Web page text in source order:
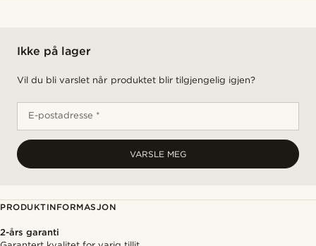
Ikke på lager
Vil du bli varslet når produktet blir tilgjengelig igjen?
E-postadresse *
VARSLE MEG
PRODUKTINFORMASJON
2-års garanti